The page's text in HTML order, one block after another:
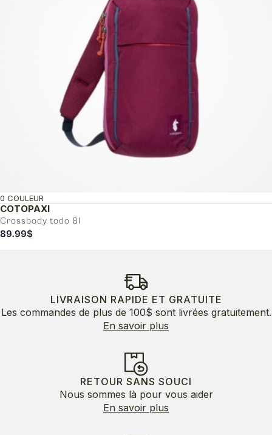
COTOPAXI
Crossbody todo 8l
0 COULEUR
89.99$
LIVRAISON RAPIDE ET GRATUITE
Les commandes de plus de 100$ sont livrées gratuitement.
En savoir plus
RETOUR SANS SOUCI
Nous sommes là pour vous aider
En savoir plus